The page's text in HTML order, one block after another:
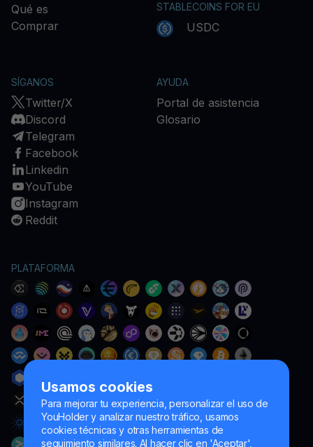
Usamos cookies
Para mejorar tu experiencia, personalizar el uso de
YouHolder y analizar nuestro tráfico, usamos
cookies técnicas y otras herramientas de
seguimiento similares. Al hacer clic en 'Aceptar',
Qué es
Comprar
STABLECOINS FOR EU
USDC
SÍGANOS
Twitter/X
Discord
Telegram
Facebook
Linkedin
YouTube
Instagram
Reddit
AYUDA
Portal de asistencia
Glosario
PLATAFORMA